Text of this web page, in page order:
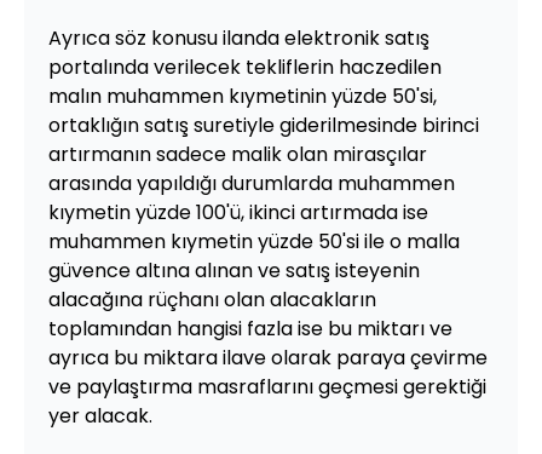
Ayrıca söz konusu ilanda elektronik satış
portalında verilecek tekliflerin haczedilen
malın muhammen kıymetinin yüzde 50'si,
ortaklığın satış suretiyle giderilmesinde birinci
artırmanın sadece malik olan mirasçılar
arasında yapıldığı durumlarda muhammen
kıymetin yüzde 100'ü, ikinci artırmada ise
muhammen kıymetin yüzde 50'si ile o malla
güvence altına alınan ve satış isteyenin
alacağına rüçhanı olan alacakların
toplamından hangisi fazla ise bu miktarı ve
ayrıca bu miktara ilave olarak paraya çevirme
ve paylaştırma masraflarını geçmesi gerektiği
yer alacak.